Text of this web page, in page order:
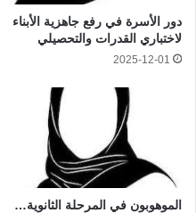
دور الأسرة في رفع جاهزية الأبناء
لاختباري القدرات والتحصيلي
2025-12-01
الموهوبون في المرحلة الثانوية…